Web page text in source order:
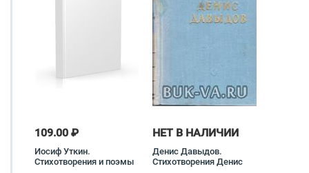
109.00 ₽
Иосиф Уткин.
Стихотворения и поэмы
НЕТ В НАЛИЧИИ
Денис Давыдов.
Стихотворения Денис